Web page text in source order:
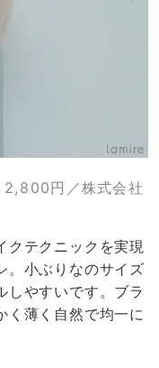
2,800円／株式会社
クテクニックを実現
。小ぶりなのサイズ
しやすいです。ブラ
く薄く自然で均一に